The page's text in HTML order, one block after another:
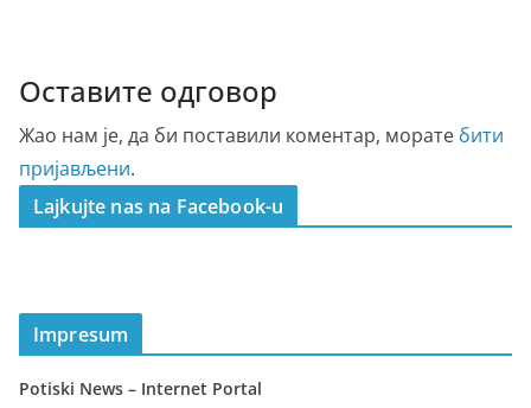
Оставите одговор
Жао нам је, да би поставили коментар, морате бити
пријављени.
Lajkujte nas na Facebook-u
Impresum
Potiski News – Internet Portal